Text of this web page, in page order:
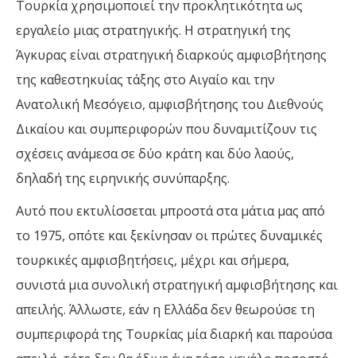
Τουρκία χρησιμοποιεί την προκλητικότητα ως
εργαλείο μιας στρατηγικής. Η στρατηγική της
Άγκυρας είναι στρατηγική διαρκούς αμφισβήτησης
της καθεστηκυίας τάξης στο Αιγαίο και την
Ανατολική Μεσόγειο, αμφισβήτησης του Διεθνούς
Δικαίου και συμπεριφορών που δυναμιτίζουν τις
σχέσεις ανάμεσα σε δύο κράτη και δύο λαούς,
δηλαδή της ειρηνικής συνύπαρξης.
Αυτό που εκτυλίσσεται μπροστά στα μάτια μας από
το 1975, οπότε και ξεκίνησαν οι πρώτες δυναμικές
τουρκικές αμφισβητήσεις, μέχρι και σήμερα,
συνιστά μια συνολική στρατηγική αμφισβήτησης και
απειλής. Άλλωστε, εάν η Ελλάδα δεν θεωρούσε τη
συμπεριφορά της Τουρκίας μία διαρκή και παρούσα